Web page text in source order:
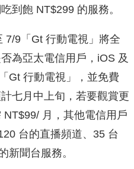
到飽 NT$299 的服務。
7/9「Gt 行動電視」將全
為亞太電信用戶，iOS 及
Gt 行動電視」，並免費
七月中上旬，若要觀賞更
月，其他電信用戶
台的直播頻道、35 台
新聞台服務。